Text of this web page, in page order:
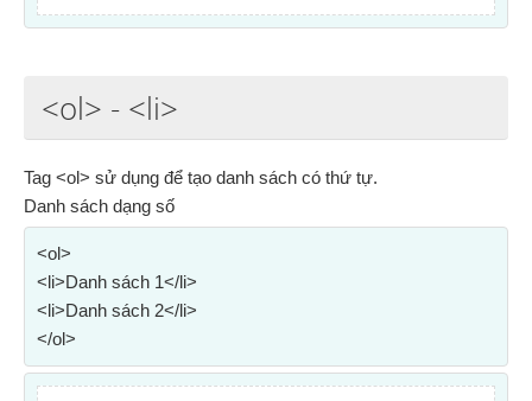
<ol> - <li>
Tag <ol> sử dụng để tạo danh sách có thứ tự.
Danh sách dạng số
<ol>
<li>Danh sách 1</li>
<li>Danh sách 2</li>
</ol>